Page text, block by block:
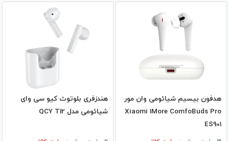
هدفون بیسیم شیائومی وان مور
Xiaomi 1More ComfoBuds Pro
ES901
هندزفری بلوتوث کیو سی وای
شیائومی مدل QCY T12